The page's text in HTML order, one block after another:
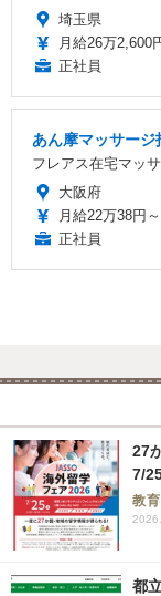
埼玉県
月給26万2,600
正社員
あん摩マッサー
フレアス在宅マッ
大阪府
月給22万38円
正社員
27
7/
教
都